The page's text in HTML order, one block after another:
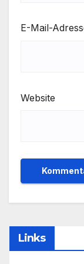
E-Mail-
Website
Links